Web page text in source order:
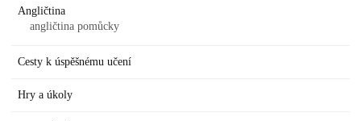
Angličtina
angličtina pomůcky
Cesty k úspěšnému učení
Hry a úkoly